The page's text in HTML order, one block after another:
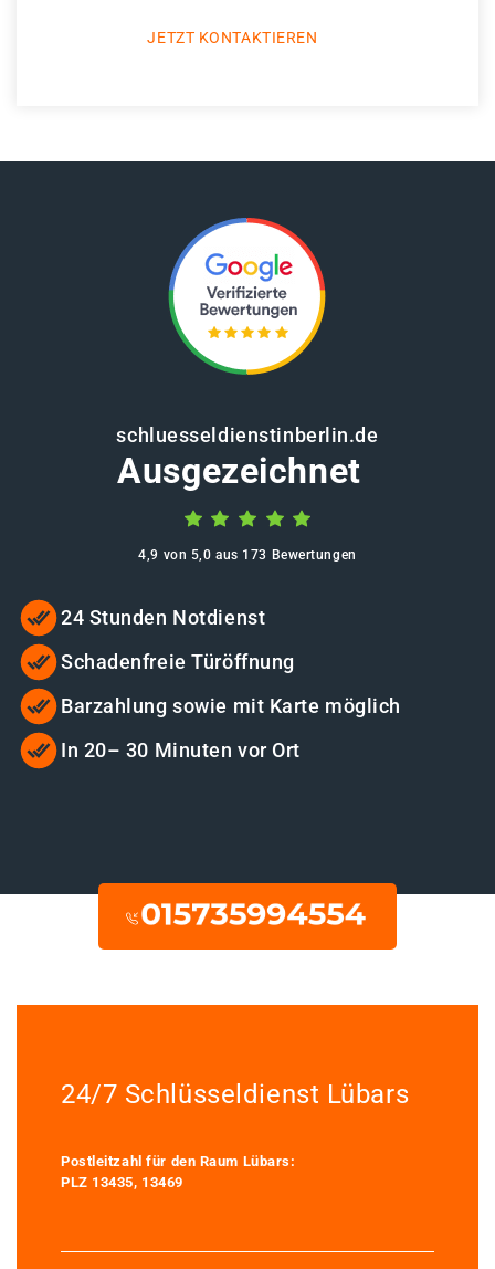
JETZT KONTAKTIEREN
schluesseldienstinberlin.de
Ausgezeichnet
4,9 von 5,0 aus 173 Bewertungen
24 Stunden Notdienst
Schadenfreie Türöffnung
Barzahlung sowie mit Karte möglich
In 20– 30 Minuten vor Ort
24/7 Schlüsseldienst Lübars
Postleitzahl für den Raum Lübars:
PLZ 13435, 13469